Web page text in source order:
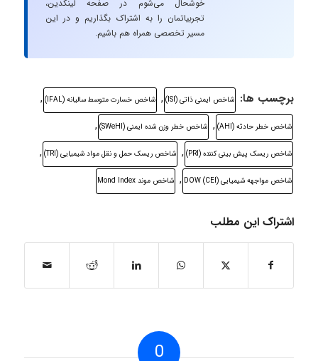
خوشحال می‌شوم در صفحه لینکدین،
تجربیاتمان را به اشتراک بگذاریم و در این
مسیر تخصصی همراه هم باشیم.
برچسب ها: شاخص ایمنی ذاتی (ISI) , شاخص خسارت متوسط سالیانه (IFAL) ,
شاخص خطر حادثه (AHI) , شاخص خطر وزن شده ایمنی (SWeHI) ,
شاخص ریسک پیش بینی کننده (PRI) , شاخص ریسک حمل و نقل مواد شیمیایی (TRI) ,
شاخص مواجهه شیمیایی (DOW (CEI , شاخص موند Mond Index
اشتراک این مطلب
0